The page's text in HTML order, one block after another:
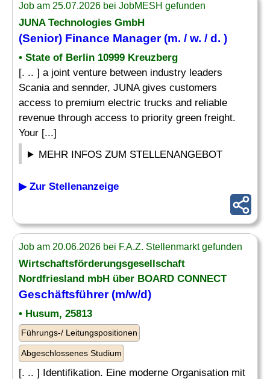
Job am 25.07.2026 bei JobMESH gefunden
JUNA Technologies GmbH
(Senior) Finance Manager(m. / w. / d. )
• State of Berlin 10999 Kreuzberg
[. .. ] a joint venture between industry leaders
Scania and sennder, JUNA gives customers
access to premium electric trucks and reliable
revenue through access to priority green freight.
Your [...]
MEHR INFOS ZUM STELLENANGEBOT
▶ Zur Stellenanzeige
Job am 20.06.2026 bei F.A.Z. Stellenmarkt gefunden
Wirtschaftsförderungsgesellschaft
Nordfriesland mbH über BOARD CONNECT
Geschäftsführer (m/w/d)
• Husum, 25813
Führungs-/ Leitungspositionen
Abgeschlossenes Studium
[. .. ] Identifikation. Eine moderne Organisation mit